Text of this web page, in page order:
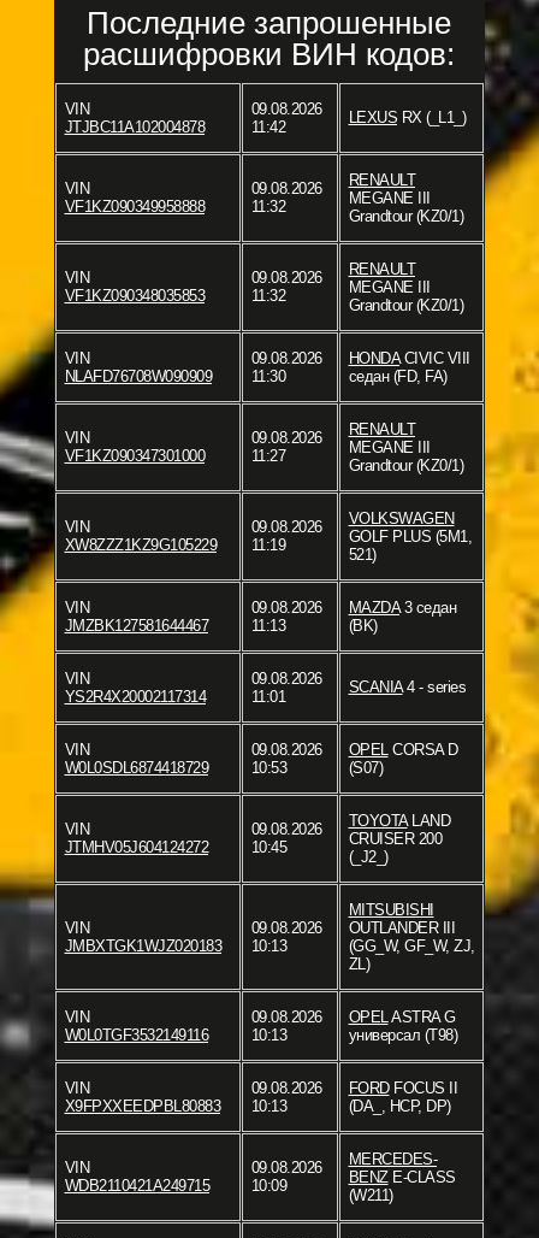
Последние запрошенные
расшифровки ВИН кодов:
VIN
JTJBC11A102004878
09.08.2026
11:42
LEXUS RX (_L1_)
VIN
VF1KZ090349958888
09.08.2026
11:32
RENAULT
MEGANE III
Grandtour (KZ0/1)
VIN
VF1KZ090348035853
09.08.2026
11:32
RENAULT
MEGANE III
Grandtour (KZ0/1)
VIN
NLAFD76708W090909
09.08.2026
11:30
HONDACIVIC VIII
седан (FD, FA)
VIN
VF1KZ090347301000
09.08.2026
11:27
RENAULT
MEGANE III
Grandtour (KZ0/1)
VIN
XW8ZZZ1KZ9G105229
09.08.2026
11:19
VOLKSWAGEN
GOLF PLUS (5M1,
521)
VIN
JMZBK127581644467
09.08.2026
11:13
MAZDA3 седан
(BK)
VIN
YS2R4X20002117314
09.08.2026
11:01
SCANIA4 - series
VIN
W0L0SDL6874418729
09.08.2026
10:53
OPELCORSA D
(S07)
VIN
JTMHV05J604124272
09.08.2026
10:45
TOYOTALAND
CRUISER 200
(_J2_)
VIN
JMBXTGK1WJZ020183
09.08.2026
10:13
MITSUBISHI
OUTLANDER III
(GG_W, GF_W, ZJ,
ZL)
VIN
W0L0TGF3532149116
09.08.2026
10:13
OPELASTRA G
универсал (T98)
VIN
X9FPXXEEDPBL80883
09.08.2026
10:13
FORDFOCUS II
(DA_, HCP, DP)
VIN
WDB2110421A249715
09.08.2026
10:09
MERCEDES-
BENZE-CLASS
(W211)